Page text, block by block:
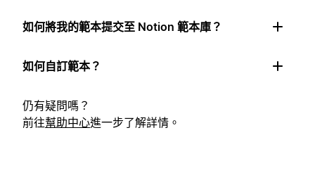
如何將我的範本提交至 Notion 範本庫？
如何自訂範本？
仍有疑問嗎？
前往幫助中心進一步了解詳情。